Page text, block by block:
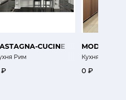
CUCINE
Рим
MODULNOVA
Кухня Рама
0 ₽